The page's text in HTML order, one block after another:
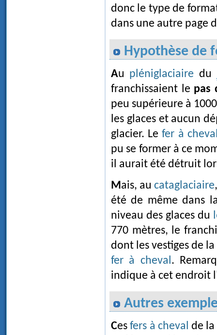
donc le type de
dans une autre page
Hypothèse de
Au pléniglaciaire du
franchissaient le pas
peu supérieure à
les glaces et aucun
glacier. Lefer à
pu se former à ce
il aurait été détruit
Mais, aucataglaciaire
été de même dans
niveau des glaces du
770 mètres, le
dont les vestiges de
fer à cheval.
indique à cet endroit
Autres
Cesfers à cheval de